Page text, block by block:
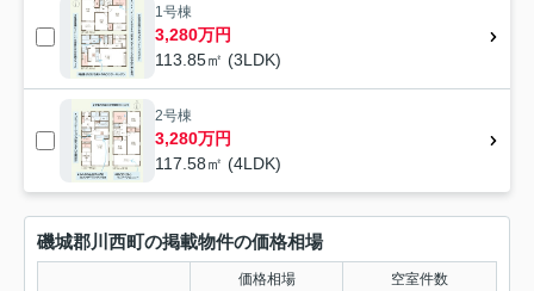
1号棟
3,280万円
113.85㎡ (3LDK)
2号棟
3,280万円
117.58㎡ (4LDK)
磯城郡川西町の掲載物件の価格相場
価格相場 空室件数